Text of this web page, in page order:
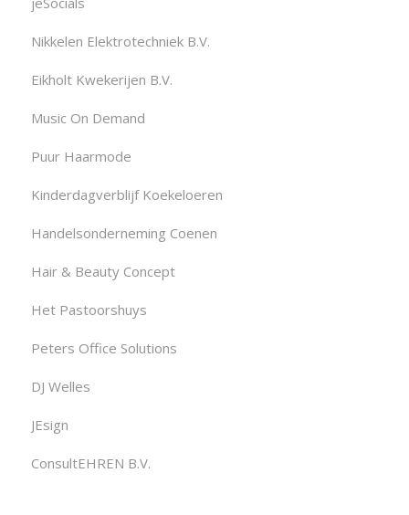
Nikkelen Elektrotechniek B.V.
Eikholt Kwekerijen B.V.
Music On Demand
Puur Haarmode
Kinderdagverblijf Koekeloeren
Handelsonderneming Coenen
Hair & Beauty Concept
Het Pastoorshuys
Peters Office Solutions
DJ Welles
JEsign
ConsultEHREN B.V.